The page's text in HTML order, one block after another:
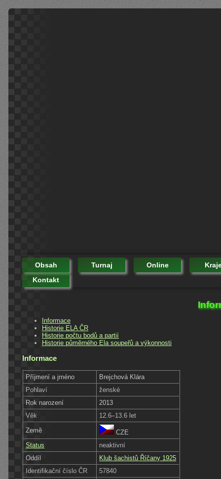
Obsah Turnaj Online
Kontakt
Informace
Historie ELA ČR
Historie počtu bodů a partií
Historie půměrného Ela soupeřů a výkonnosti
Informace
Příjmení a jméno
Brejchová Klára
Pohlaví
ženské
Rok narození
2013
Věk
12.6–13.6 let
Země
CZE
Status
neaktivní
Oddíl
Klub šachistů Říčany 1925
Identifikační číslo ČR
57840